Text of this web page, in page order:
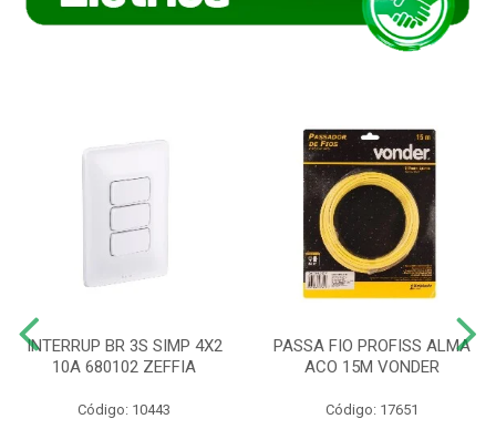
INTERRUP BR 3S SIMP 4X2
10A 680102 ZEFFIA
Código: 10443
PASSA FIO PROFISS ALMA
ACO 15M VONDER
Código: 17651